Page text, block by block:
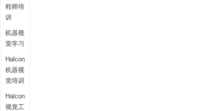
程师培
训
机器视
觉学习
Halcon
机器视
觉培训
Halcon
视觉工